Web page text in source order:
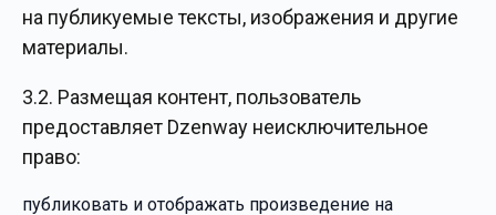
на публикуемые тексты, изображения и другие
материалы.
3.2. Размещая контент, пользователь
предоставляет Dzenway неисключительное
право:
публиковать и отображать произведение на